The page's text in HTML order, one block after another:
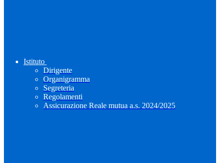
Istituto
Dirigente
Organigramma
Segreteria
Regolamenti
Assicurazione Reale mutua a.s. 2024/2025